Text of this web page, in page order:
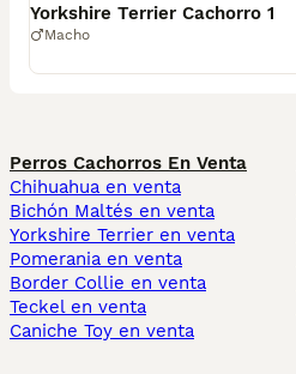
Yorkshire Terrier Cachorro 1
Macho
Perros Cachorros En Venta
Chihuahua en venta
Bichón Maltés en venta
Yorkshire Terrier en venta
Pomerania en venta
Border Collie en venta
Teckel en venta
Caniche Toy en venta